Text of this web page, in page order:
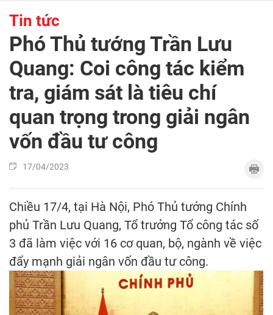
Tin tức
Phó Thủ tướng Trần Lưu
Quang: Coi công tác kiểm
tra, giám sát là tiêu chí
quan trọng trong giải ngân
vốn đầu tư công
17/04/2023
Chiều 17/4, tại Hà Nội, Phó Thủ tướng Chính
phủ Trần Lưu Quang, Tổ trưởng Tổ công tác số
3 đã làm việc với 16 cơ quan, bộ, ngành về việc
đẩy mạnh giải ngân vốn đầu tư công.